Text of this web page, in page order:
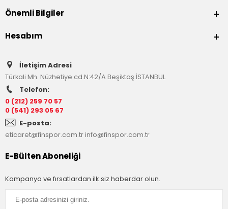
Önemli Bilgiler
Hesabım
İletişim Adresi
Türkali Mh. Nüzhetiye cd.N:42/A Beşiktaş İSTANBUL
Telefon:
0 (212) 259 70 57
0 (541) 293 05 67
E-posta:
eticaret@finspor.com.trinfo@finspor.com.tr
E-Bülten Aboneliği
Kampanya ve fırsatlardan ilk siz haberdar olun.